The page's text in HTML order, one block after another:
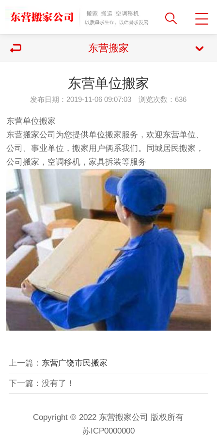
东营搬家
东营单位搬家
发布日期：2019-11-06 09:07:03 浏览次数： 636
东营单位搬家
东营搬家公司 为您提供单位搬家服务，欢迎东营单位、
公司、事业单位，搬家用户俩系我们。同城居民搬家，
公司搬家，空调移机，家具拆装等服务
上一篇： 东营广饶市民搬家
下一篇：没有了！
Copyright © 2022 东营搬家公司 版权所有
苏ICP0000000